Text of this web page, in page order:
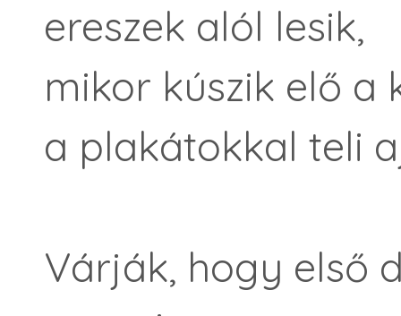
ereszek alól lesik,
mikor kúszik elő a
a plakátokkal teli
Várják, hogy első